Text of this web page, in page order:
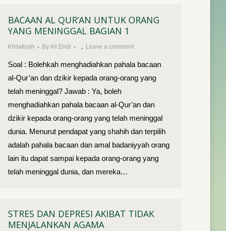
BACAAN AL QUR’AN UNTUK ORANG
YANG MENINGGAL BAGIAN 1
Khilafiyah ByAli Endi Leave a comment
Soal : Bolehkah menghadiahkan pahala bacaan
al-Qur’an dan dzikir kepada orang-orang yang
telah meninggal? Jawab : Ya, boleh
menghadiahkan pahala bacaan al-Qur’an dan
dzikir kepada orang-orang yang telah meninggal
dunia. Menurut pendapat yang shahih dan terpilih
adalah pahala bacaan dan amal badaniyyah orang
lain itu dapat sampai kepada orang-orang yang
telah meninggal dunia, dan mereka…
STRES DAN DEPRESI AKIBAT TIDAK
MENJALANKAN AGAMA